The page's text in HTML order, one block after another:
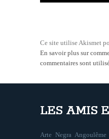
Ce site utilise Akismet
En savoir plus sur
commentaires sont
LES AMIS
Arte Negra Angoulême